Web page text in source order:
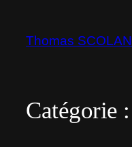
contenu
Thomas SCOLAN
Catégorie :